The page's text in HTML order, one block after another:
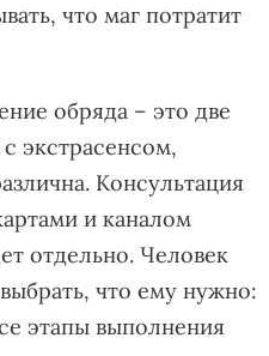
что маг потратит
обряда – это две
экстрасенсом,
Консультация
и каналом
отдельно. Человек
что ему нужно:
этапы выполнения